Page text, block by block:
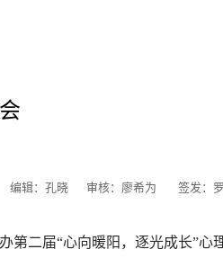
编辑：孔晓 审核：廖希为 签发：
第二届“心向暖阳，逐光成长”心